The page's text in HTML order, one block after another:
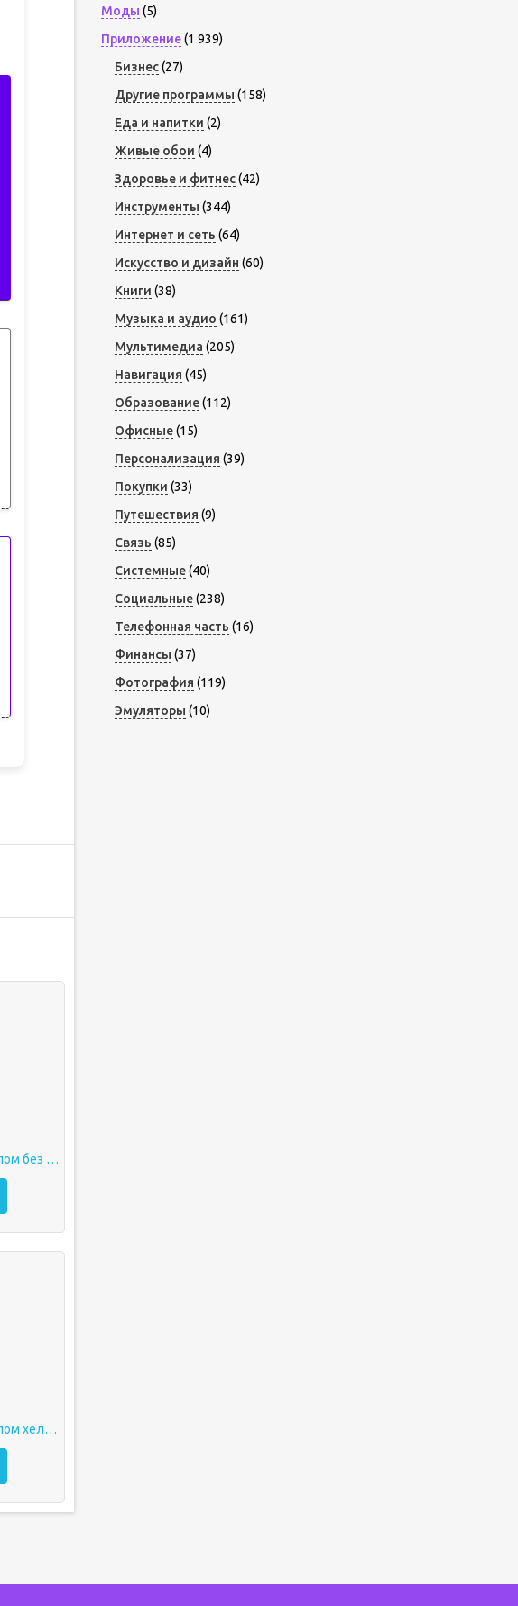
тока бока в злом без вирусов
тока бока в злом хеллоу китти
Моды (5)
Приложение(1 939)
Бизнес(27)
Другие программы (158)
Еда и напитки (2)
Живые обои (4)
Здоровье и фитнес(42)
Инструменты (344)
Интернет и сеть (64)
Искусство и дизайн (60)
Книги (38)
Музыка и аудио (161)
Мультимедиа (205)
Навигация (45)
Образование(112)
Офисные(15)
Персонализация (39)
Покупки (33)
Путешествия (9)
Связь (85)
Системные(40)
Социальные(238)
Телефонная часть (16)
Финансы (37)
Фотография (119)
Эмуляторы (10)